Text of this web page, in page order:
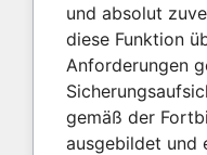
und absolut
diese Funktion
Anforderungen
gemäß der
ausgebildet und